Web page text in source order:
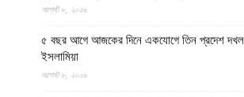
আগস্ট ৮, ২০২৬
৫ বছর আগে আজকের দিনে একযোগে তিন প্রদেশ দখল
ইসলামিয়া
আগস্ট ৮, ২০২৬